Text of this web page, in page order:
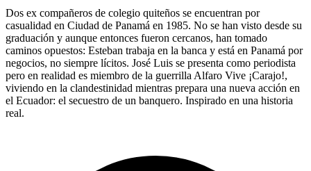
Dos ex compañeros de colegio quiteños se encuentran por
casualidad en Ciudad de Panamá en 1985. No se han visto desde su
graduación y aunque entonces fueron cercanos, han tomado
caminos opuestos: Esteban trabaja en la banca y está en Panamá por
negocios, no siempre lícitos. José Luis se presenta como periodista
pero en realidad es miembro de la guerrilla Alfaro Vive ¡Carajo!,
viviendo en la clandestinidad mientras prepara una nueva acción en
el Ecuador: el secuestro de un banquero. Inspirado en una historia
real.